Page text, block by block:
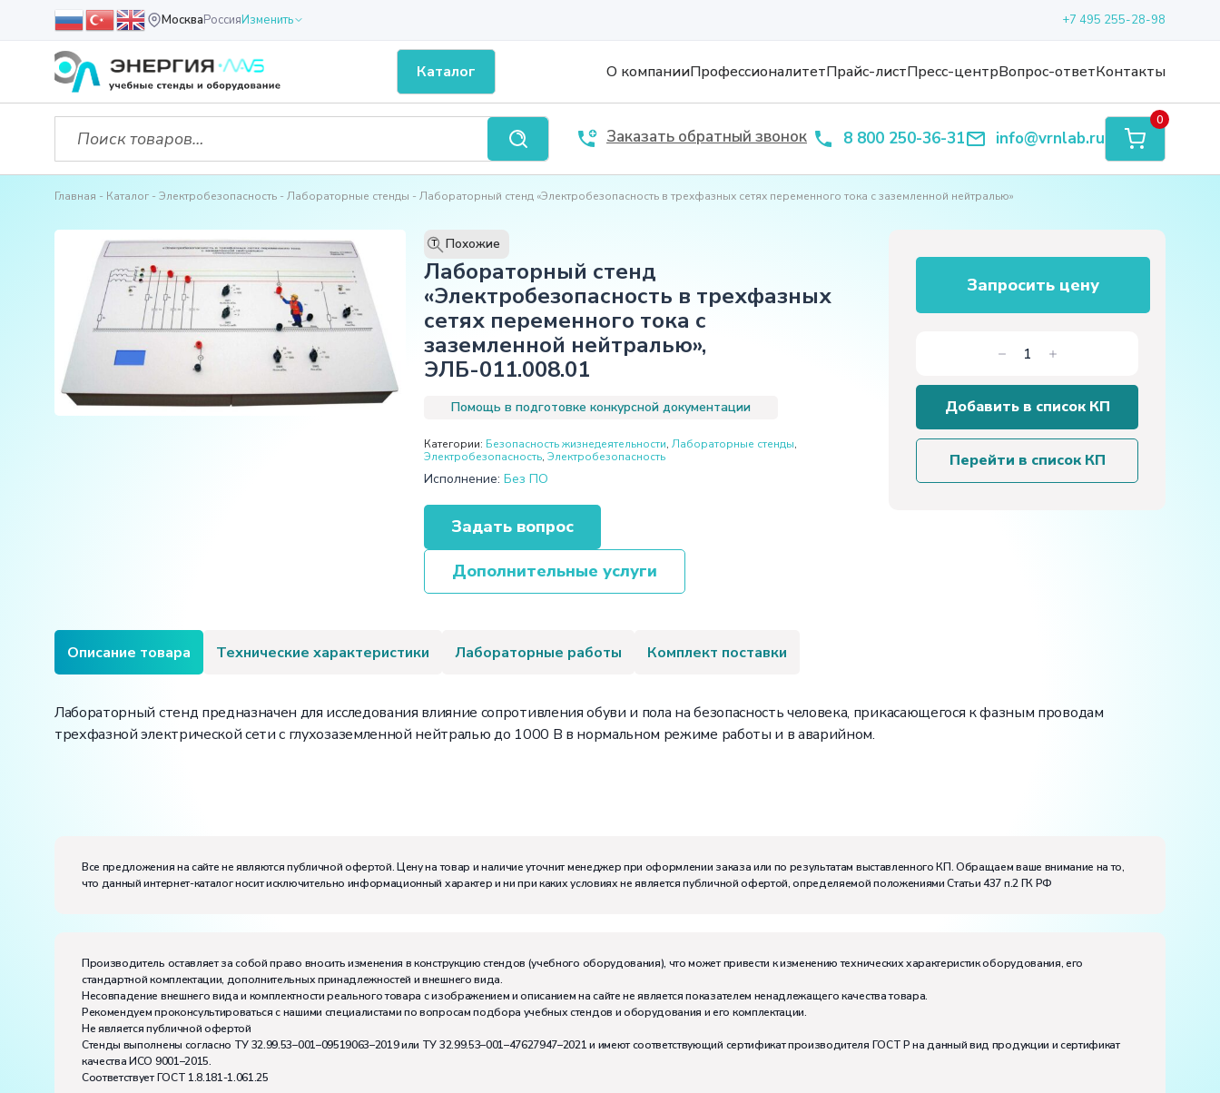
МоскваРоссияИзменить +7 495 255-28-98
Каталог О компанииПрофессионалитетПрайс-листПресс-центрВопрос-ответКонтакты
Заказать обратный звонок 8 800 250-36-31 info@vrnlab.ru
0
Главная Каталог Электробезопасность Лабораторные стенды Лабораторный стенд «Электробезопасность в трехфазных сетях переменного тока с заземленной нейтралью»
T Похожие
Лабораторный стенд
«Электробезопасность в трехфазных
сетях переменного тока с
заземленной нейтралью»,
ЭЛБ-011.008.01
Помощь в подготовке конкурсной документации
Категории: Безопасность жизнедеятельности, Лабораторные стенды,
Электробезопасность, Электробезопасность
Исполнение: Без ПО
Задать вопрос
Дополнительные услуги
Запросить цену
Количество
товара
Лабораторный
«Электробезопасность
в
Добавить в список КП
Перейти в список КП
Описание товара Технические характеристики Лабораторные работы Комплект поставки
Лабораторный стенд предназначен для исследования влияние сопротивления обуви и пола на безопасность человека, прикасающегося к фазным проводам
трехфазной электрической сети с глухозаземленной нейтралью до 1000 В в нормальном режиме работы и в аварийном.
Потребляемая мощность, В·А:
100
Электропитание:
Диапазон рабочих температур, ˚С:
Влажность, %:до 80
Количество человек, которое одновременно и активно может работать на комплекте:2
Все предложения на сайте не являются публичной офертой. Цену на товар и наличие уточнит менеджер при оформлении заказа или по результатам выставленного КП. Обращаем ваше внимание на то,
что данный интернет-каталог носит исключительно информационный характер и ни при каких условиях не является публичной офертой, определяемой положениями Статьи 437 п.2 ГК РФ
Производитель оставляет за собой право вносить изменения в конструкцию стендов (учебного оборудования), что может привести к изменению технических характеристик оборудования, его
стандартной комплектации, дополнительных принадлежностей и внешнего вида.
Несовпадение внешнего вида и комплектности реального товара с изображением и описанием на сайте не является показателем ненадлежащего качества товара.
Рекомендуем проконсультироваться с нашими специалистами по вопросам подбора учебных стендов и оборудования и его комплектации.
Не является публичной офертой
Стенды выполнены согласно ТУ 32.99.53–001–09519063–2019 или ТУ 32.99.53–001–47627947–2021 и имеют соответствующий сертификат производителя ГОСТ Р на данный вид продукции и сертификат
качества ИСО 9001–2015.
Соответствует ГОСТ 1.8.181-1.061.25